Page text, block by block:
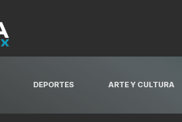
DEPORTES ARTE Y CULTURA